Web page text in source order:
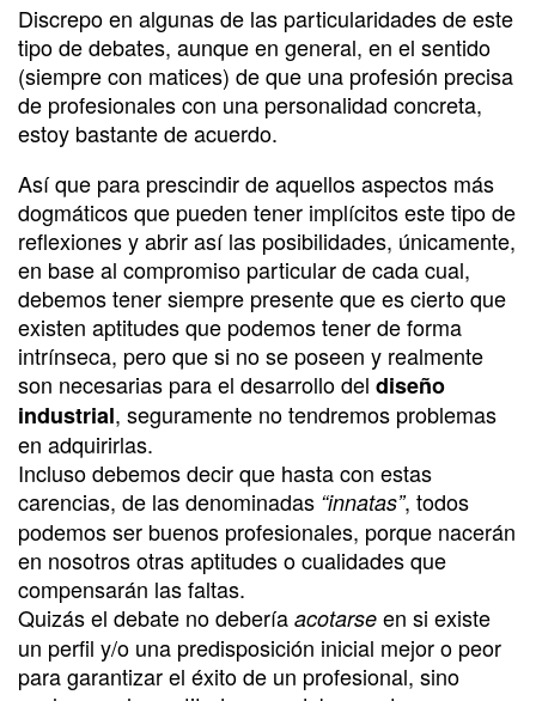
Discrepo en algunas de las particularidades de este
tipo de debates, aunque en general, en el sentido
(siempre con matices) de que una profesión precisa
de profesionales con una personalidad concreta,
estoy bastante de acuerdo.
Así que para prescindir de aquellos aspectos más
dogmáticos que pueden tener implícitos este tipo de
reflexiones y abrir así las posibilidades, únicamente,
en base al compromiso particular de cada cual,
debemos tener siempre presente que es cierto que
existen aptitudes que podemos tener de forma
intrínseca, pero que si no se poseen y realmente
son necesarias para el desarrollo del diseño
industrial, seguramente no tendremos problemas
en adquirirlas.
Incluso debemos decir que hasta con estas
carencias, de las denominadas “innatas”, todos
podemos ser buenos profesionales, porque nacerán
en nosotros otras aptitudes o cualidades que
compensarán las faltas.
Quizás el debate no debería acotarse en si existe
un perfil y/o una predisposición inicial mejor o peor
para garantizar el éxito de un profesional, sino